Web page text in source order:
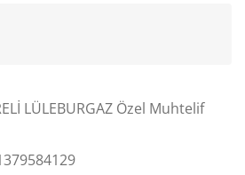
LÜLEBURGAZ Özel Muhtelif